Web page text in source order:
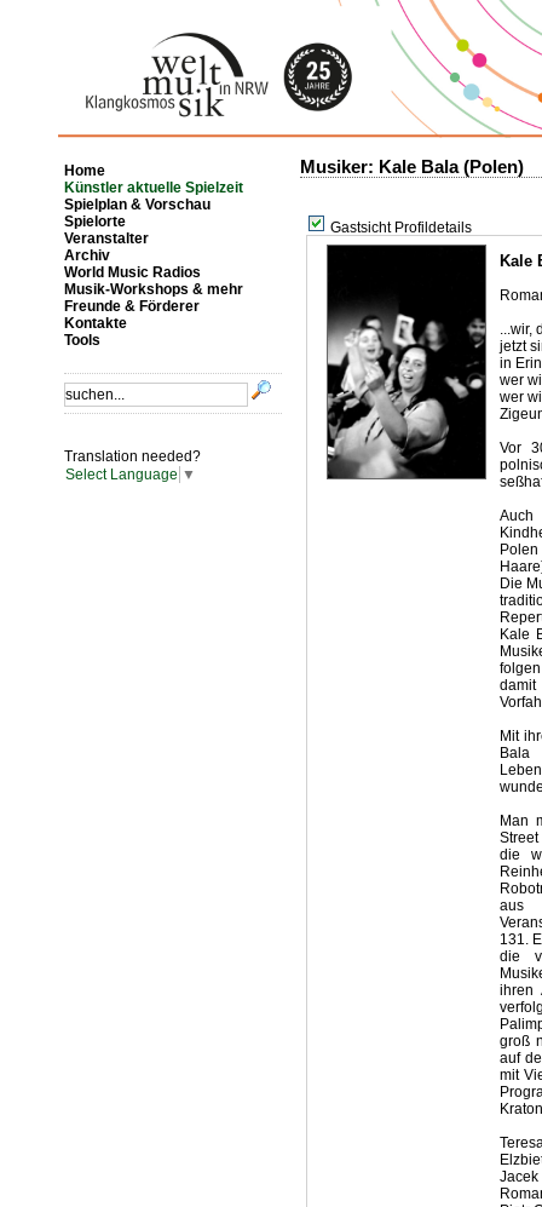
Home
Künstler aktuelle Spielzeit
Spielplan & Vorschau
Spielorte
Veranstalter
Archiv
World Music Radios
Musik-Workshops & mehr
Freunde & Förderer
Kontakte
Tools
Translation needed?
Select Language ▼
Musiker: Kale Bala (Polen)
Gastsicht Profildetails
Kale
...wir,
jetzt
in
wer
wer
Vor
Auch
Die
Kale
Mit
Bala
Man
die
aus
131.
die
ihren
groß
auf
mit
Jacek